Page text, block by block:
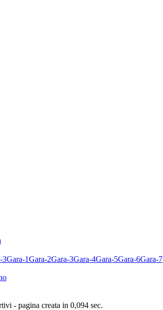
3Gara-1Gara-2Gara-3Gara-4Gara-5Gara-6Gara-7
- pagina creata in 0,094 sec.